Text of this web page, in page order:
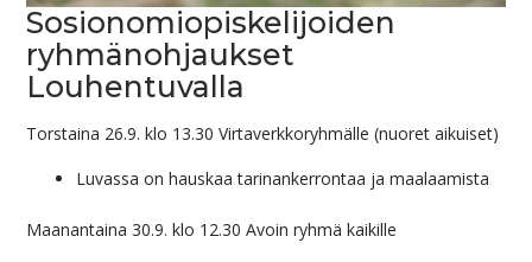
Sosionomiopiskelijoiden
ryhmänohjaukset
Louhentuvalla
Torstaina 26.9. klo 13.30 Virtaverkkoryhmälle (nuoret aikuiset)
Luvassa on hauskaa tarinankerrontaa ja maalaamista
Maanantaina 30.9. klo 12.30 Avoin ryhmä kaikille